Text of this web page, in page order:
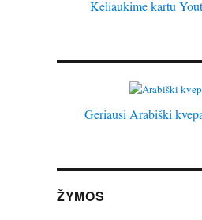
Keliaukime kartu
Geriausi Arabiški
ŽYMOS